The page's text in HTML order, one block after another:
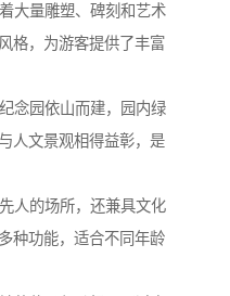
大量雕塑、碑刻和艺术
格，为游客提供了丰富
念园依山而建，园内绿
人文景观相得益彰，是
人的场所，还兼具文化
种功能，适合不同年龄